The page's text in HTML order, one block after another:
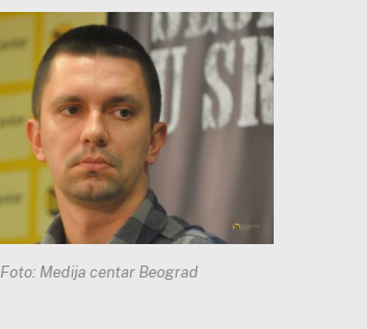
Foto: Medija centar Beograd